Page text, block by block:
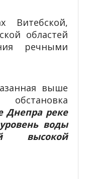
Витебской,
областей
речными
выше
Днепра реке
воды
высокой